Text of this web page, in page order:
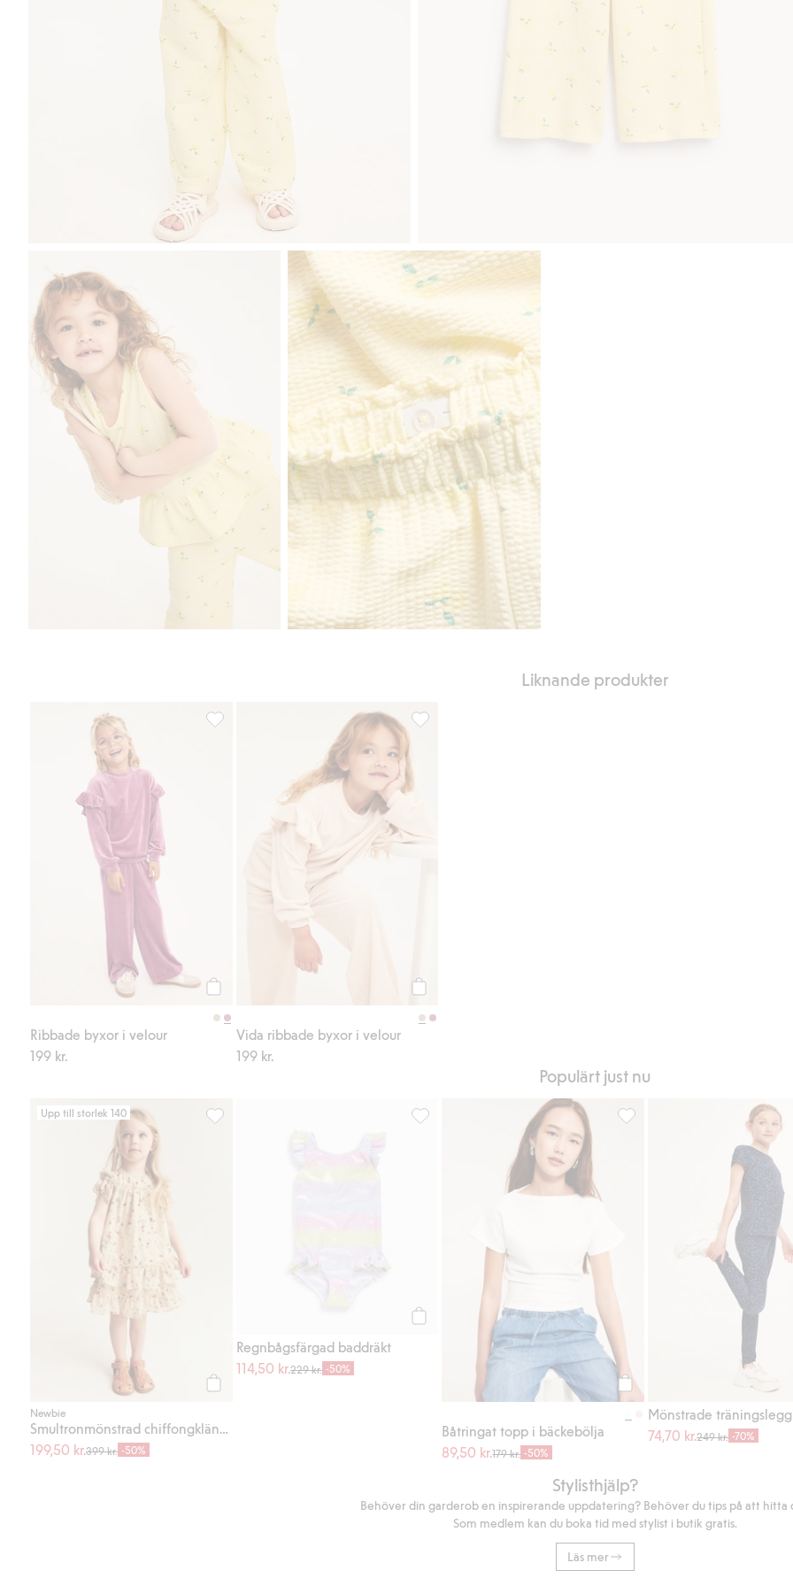
Liknande produkter
Ribbade byxor i velour
199 kr.
Ribbade byxor i velour, Lägg till i favoriter
Köp
Vida ribbade byxor i velour
199 kr.
Vida ribbade byxor i velour, Lägg till i favoriter
Populärt just nu
Upp till storlek 140
Newbie
Smultronmönstrad chiffongklänning
199,50 kr.399 kr. -50%
Smultronmönstrad chiffongklänning, Lägg till i favoriter
Regnbågsfärgad baddräkt
114,50 kr.229 kr. -50%
Regnbågsfärgad baddräkt, Lägg till i favoriter
Köp
Båtringat topp i bäckebölja
89,50 kr.179 kr. -50%
Båtringat topp i bäckebölja,
Mönstrade
74,70 kr.249 kr. -70%
Stylisthjälp?
Behöver din garderob en inspirerande uppdatering? Behöver du tips på att hitta
Som medlem kan du boka tid med stylist i butik gratis.
Läs mer